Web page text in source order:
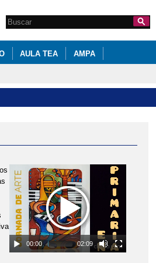
Formulario de
búsqueda
Search this site
AULA TEA AMPA
00:00 02:09